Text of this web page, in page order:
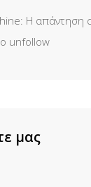
Η απάντηση
unfollow
μας